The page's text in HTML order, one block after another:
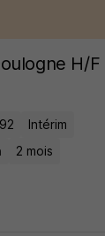
H/F
Intérim
2 mois